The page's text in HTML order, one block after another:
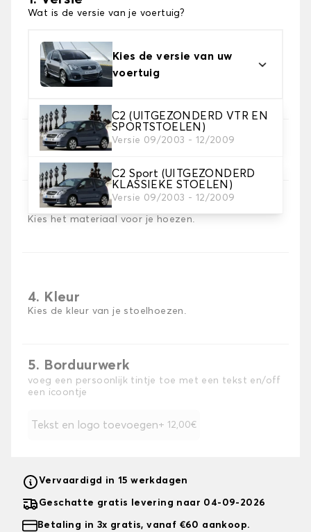
Wat is de versie van je voertuig?
Kies de versie van uw
voertuig
C2 (UITGEZONDERD VTR EN
SPORTSTOELEN)
Versie 09/2003 - 12/2009
C2 Sport (UITGEZONDERD
KLASSIEKE STOELEN)
Versie 09/2003 - 12/2009
2. Set hoezen
3. Materiaal
Kies het materiaal voor je hoezen.
4. Kleur
Kies de kleur van je stoelhoezen.
5. Borduurwerk
voeg een persoonlijk tintje toe met een tekst en/off
een icoontje
Tekst en logo toevoegen + 12,00€
Vervaardigd in 15 werkdagen
Geschatte gratis levering naar 04-09-2026
Betaling in 3x gratis, vanaf €60 aankoop.